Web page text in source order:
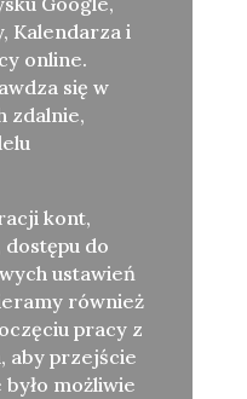
Kalendarza i
online.
się w
zdalnie,
kont,
do
ustawień
również
pracy z
aby przejście
możliwie